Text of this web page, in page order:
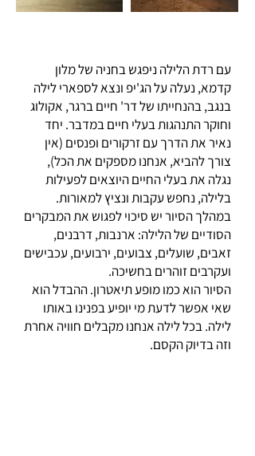
עם רדת הלילה ניפגש בחניה של מלון
קדמא, נעלה על הג'יפ ונצא לספארי לילה
בנגב, בהנחייתו של דר' חיים ברגר, אקולוג
וחוקר התנהגות בעלי חיים במדבר. יחד
נאיר את הדרך עם זרקורים ופנסים (אין
צורך להביא, אנחנו מספקים את הכל),
נגלה את בעלי החיים היוצאים לפעילות
בלילה, נחפש עקבות ונציץ למאורות.
במהלך הסיור יש סיכוי לפגוש את המבקרים
הסודיים של הלילה: ארנבות, דרבנים,
זאבים, שועלים, צבועים, ירבועים, עכבישים
ועקרבים זוהרים בחשיכה.
הסיור הוא כמו מופע תיאטרון. ההבדל הוא
שאי אפשר לדעת מי יופיע בפנינו באותו
לילה. בכל לילה אנחנו מקבלים חוויה אחרת
וזה בדיוק הקסם.